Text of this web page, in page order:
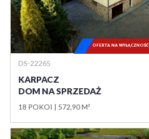
DS-22265
KARPACZ
DOM NA SPRZEDAŻ
18 POKOI 572,90 M²
OFERTA NA WYŁĄCZNOŚĆ